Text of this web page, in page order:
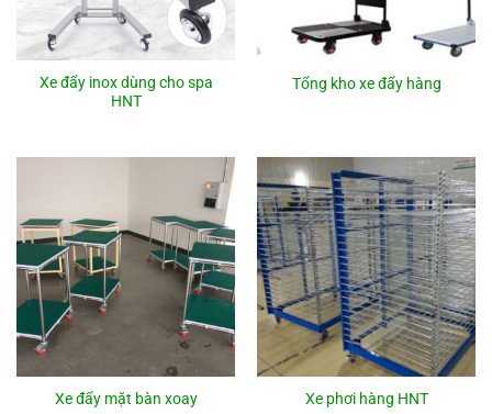
Xe đẩy inox dùng cho spa
HNT
Tổng kho xe đẩy hàng
Xe đẩy mặt bàn xoay Xe phơi hàng HNT